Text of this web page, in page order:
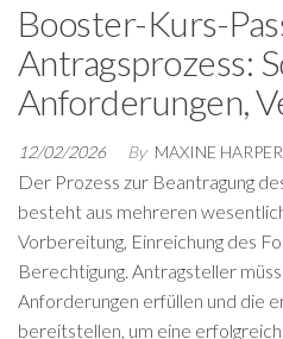
Booster-Kurs-
Antragsprozess:
Anforderungen,
12/02/2026 By MAXINE HARPER
Der Prozess zur Beantragung
besteht aus mehreren
Vorbereitung, Einreichung des
Berechtigung. Antragsteller
Anforderungen erfüllen und die
bereitstellen, um eine